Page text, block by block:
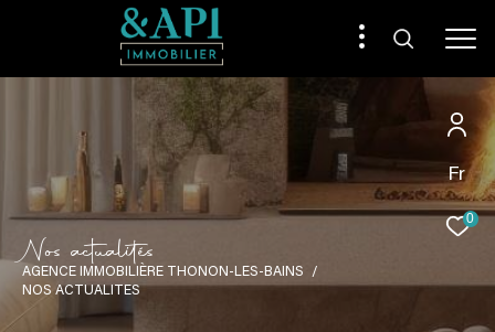
Fr
0
Nos actualiés
AGENCE IMMOBILIÈRE THONON-LES-BAINS
NOS ACTUALITES